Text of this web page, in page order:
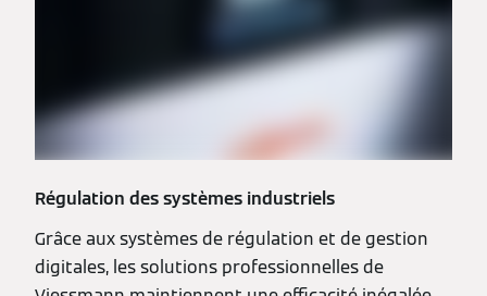
Régulation des systèmes industriels
Grâce aux systèmes de régulation et de gestion
digitales, les solutions professionnelles de